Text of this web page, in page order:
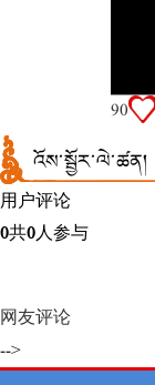
90
འོས་སྦྱོར་ལེ་ཚན།
用户评论
0共0人参与
网友评论
-->